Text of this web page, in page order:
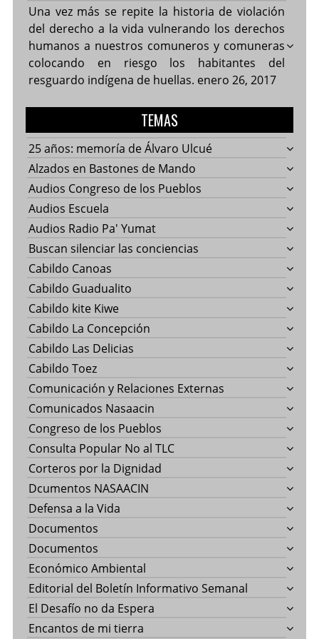
Una vez más se repite la historia de violación
del derecho a la vida vulnerando los derechos
humanos a nuestros comuneros y comuneras
colocando en riesgo los habitantes del
resguardo indígena de huellas. enero 26, 2017
TEMAS
25 años: memoría de Álvaro Ulcué
Alzados en Bastones de Mando
Audios Congreso de los Pueblos
Audios Escuela
Audios Radio Pa' Yumat
Buscan silenciar las conciencias
Cabildo Canoas
Cabildo Guadualito
Cabildo kite Kiwe
Cabildo La Concepción
Cabildo Las Delicias
Cabildo Toez
Comunicación y Relaciones Externas
Comunicados Nasaacin
Congreso de los Pueblos
Consulta Popular No al TLC
Corteros por la Dignidad
Dcumentos NASAACIN
Defensa a la Vida
Documentos
Documentos
Económico Ambiental
Editorial del Boletín Informativo Semanal
El Desafío no da Espera
Encantos de mi tierra